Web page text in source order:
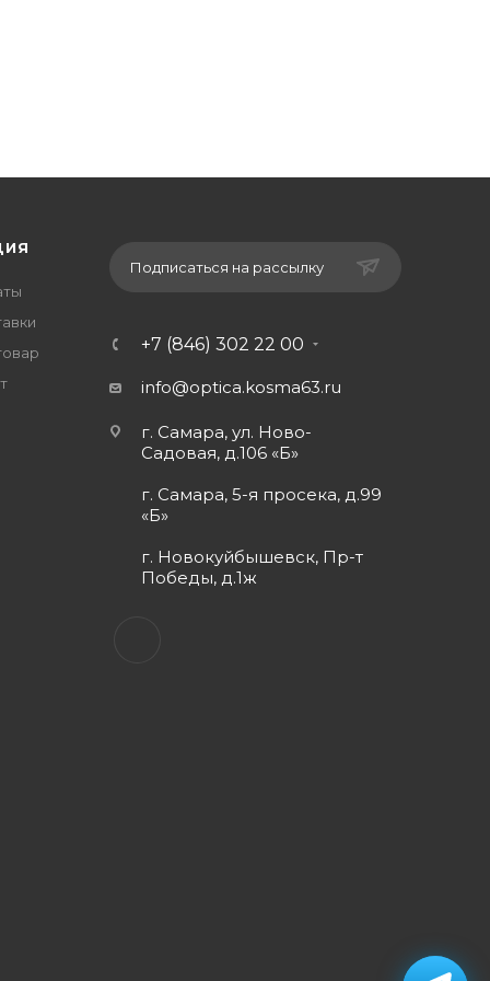
Подписаться на рассылку
+7 (846) 302 22 00
info@optica.kosma63.ru
г. Самара, ул. Ново-
Садовая, д.106 «Б»
г. Самара, 5-я просека, д.99
«Б»
г. Новокуйбышевск, Пр-т
Победы, д.1ж